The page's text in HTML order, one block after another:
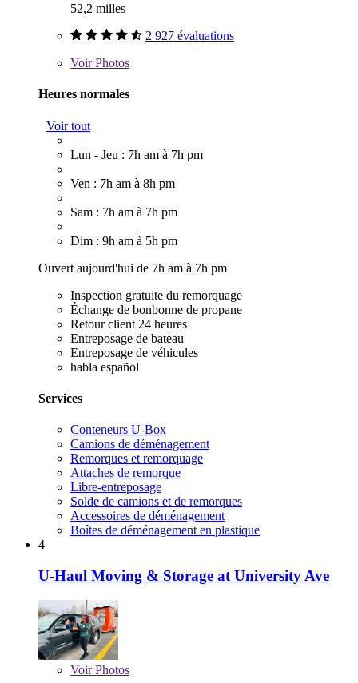
52,2 milles
2 927 évaluations
VoirPhotos
Heures normales
Voir tout
Lun - Jeu : 7h am à 7h pm
Ven : 7h am à 8h pm
Sam : 7h am à 7h pm
Dim : 9h am à 5h pm
Ouvert aujourd'hui de 7h am à 7h pm
Inspection gratuite du remorquage
Échange de bonbonne de propane
Retour client 24 heures
Entreposage de bateau
Entreposage de véhicules
habla español
Services
Conteneurs U-Box
Camions de déménagement
Remorques et remorquage
Attaches de remorque
Libre-entreposage
Solde de camions et de remorques
Accessoires de déménagement
Boîtes de déménagement en plastique
4
U-Haul Moving & Storage at University Ave
VoirPhotos